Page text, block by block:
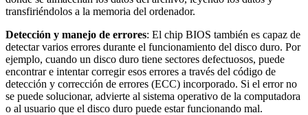
transfiriéndolos a la memoria del ordenador.
Detección y manejo de errores: El chip BIOS también es capaz de
detectar varios errores durante el funcionamiento del disco duro. Por
ejemplo, cuando un disco duro tiene sectores defectuosos, puede
encontrar e intentar corregir esos errores a través del código de
detección y corrección de errores (ECC) incorporado. Si el error no
se puede solucionar, advierte al sistema operativo de la computadora
o al usuario que el disco duro puede estar funcionando mal.